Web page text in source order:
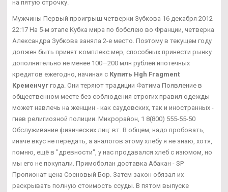
на пятую строчку.
Мужчины Первый проигрыш четверки Зубкова 16 декабря 2012
22:17 На 5-м этапе Кубка мира по бобслею во Франции, четверка
Александра Зубкова заняла 2-е место. Поэтому в текущем году
должен быть принят комплекс мер, способных принести рынку
дополнительно не менее 100—200 млн рублей ипотечных
кредитов ежегодно, начиная с Купить Hgh Fragment
Кременчуг года. Они теряют традиции Фатима Появление в
общественном месте без соблюдения строгих правил одежды
может навлечь на женщин - как саудовских, так и иностранных -
гнев религиозной полиции. Микрорайон, 1 8(800) 555-55-50
Обслуживание физических лиц: вт. В общем, надо пробовать,
иначе вкус не передать, а аналогов этому хлебу я не знаю, хотя,
помню, ещё в "древности", у нас продавался хлеб с изюмом, но
мы его не покупали. Примоболан доставка Абакан - SP
Пропионат цена Сосновый Бор. Затем закон обязал их
раскрывать полную стоимость ссуды. В пятом выпуске